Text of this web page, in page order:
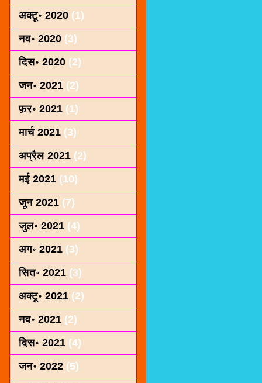
अक्टू॰ 2020 (1)
नव॰ 2020 (3)
दिस॰ 2020 (2)
जन॰ 2021 (2)
फ़र॰ 2021 (1)
मार्च 2021 (3)
अप्रैल 2021 (2)
मई 2021 (10)
जून 2021 (7)
जुल॰ 2021 (4)
अग॰ 2021 (3)
सित॰ 2021 (3)
अक्टू॰ 2021 (2)
नव॰ 2021 (2)
दिस॰ 2021 (4)
जन॰ 2022 (5)